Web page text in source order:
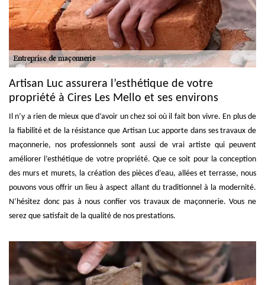
Artisan Luc assurera l’esthétique de votre
propriété à Cires Les Mello et ses environs
Il n’y a rien de mieux que d’avoir un chez soi où il fait bon vivre. En plus de
la fiabilité et de la résistance que Artisan Luc apporte dans ses travaux de
maçonnerie, nos professionnels sont aussi de vrai artiste qui peuvent
améliorer l’esthétique de votre propriété. Que ce soit pour la conception
des murs et murets, la création des pièces d’eau, allées et terrasse, nous
pouvons vous offrir un lieu à aspect allant du traditionnel à la modernité.
N’hésitez donc pas à nous confier vos travaux de maçonnerie. Vous ne
serez que satisfait de la qualité de nos prestations.